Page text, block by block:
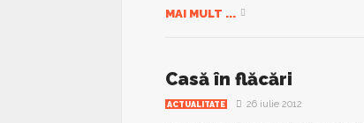
MAI MULT ...
Casă în flăcări
ACTUALITATE 26 iulie 2012